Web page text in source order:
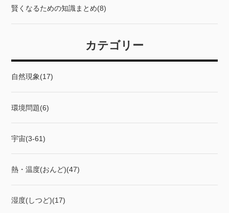
賢くなるための知識まとめ(8)
カテゴリー
自然現象(17)
環境問題(6)
宇宙(3-61)
熱・温度(おんど)(47)
湿度(しつど)(17)